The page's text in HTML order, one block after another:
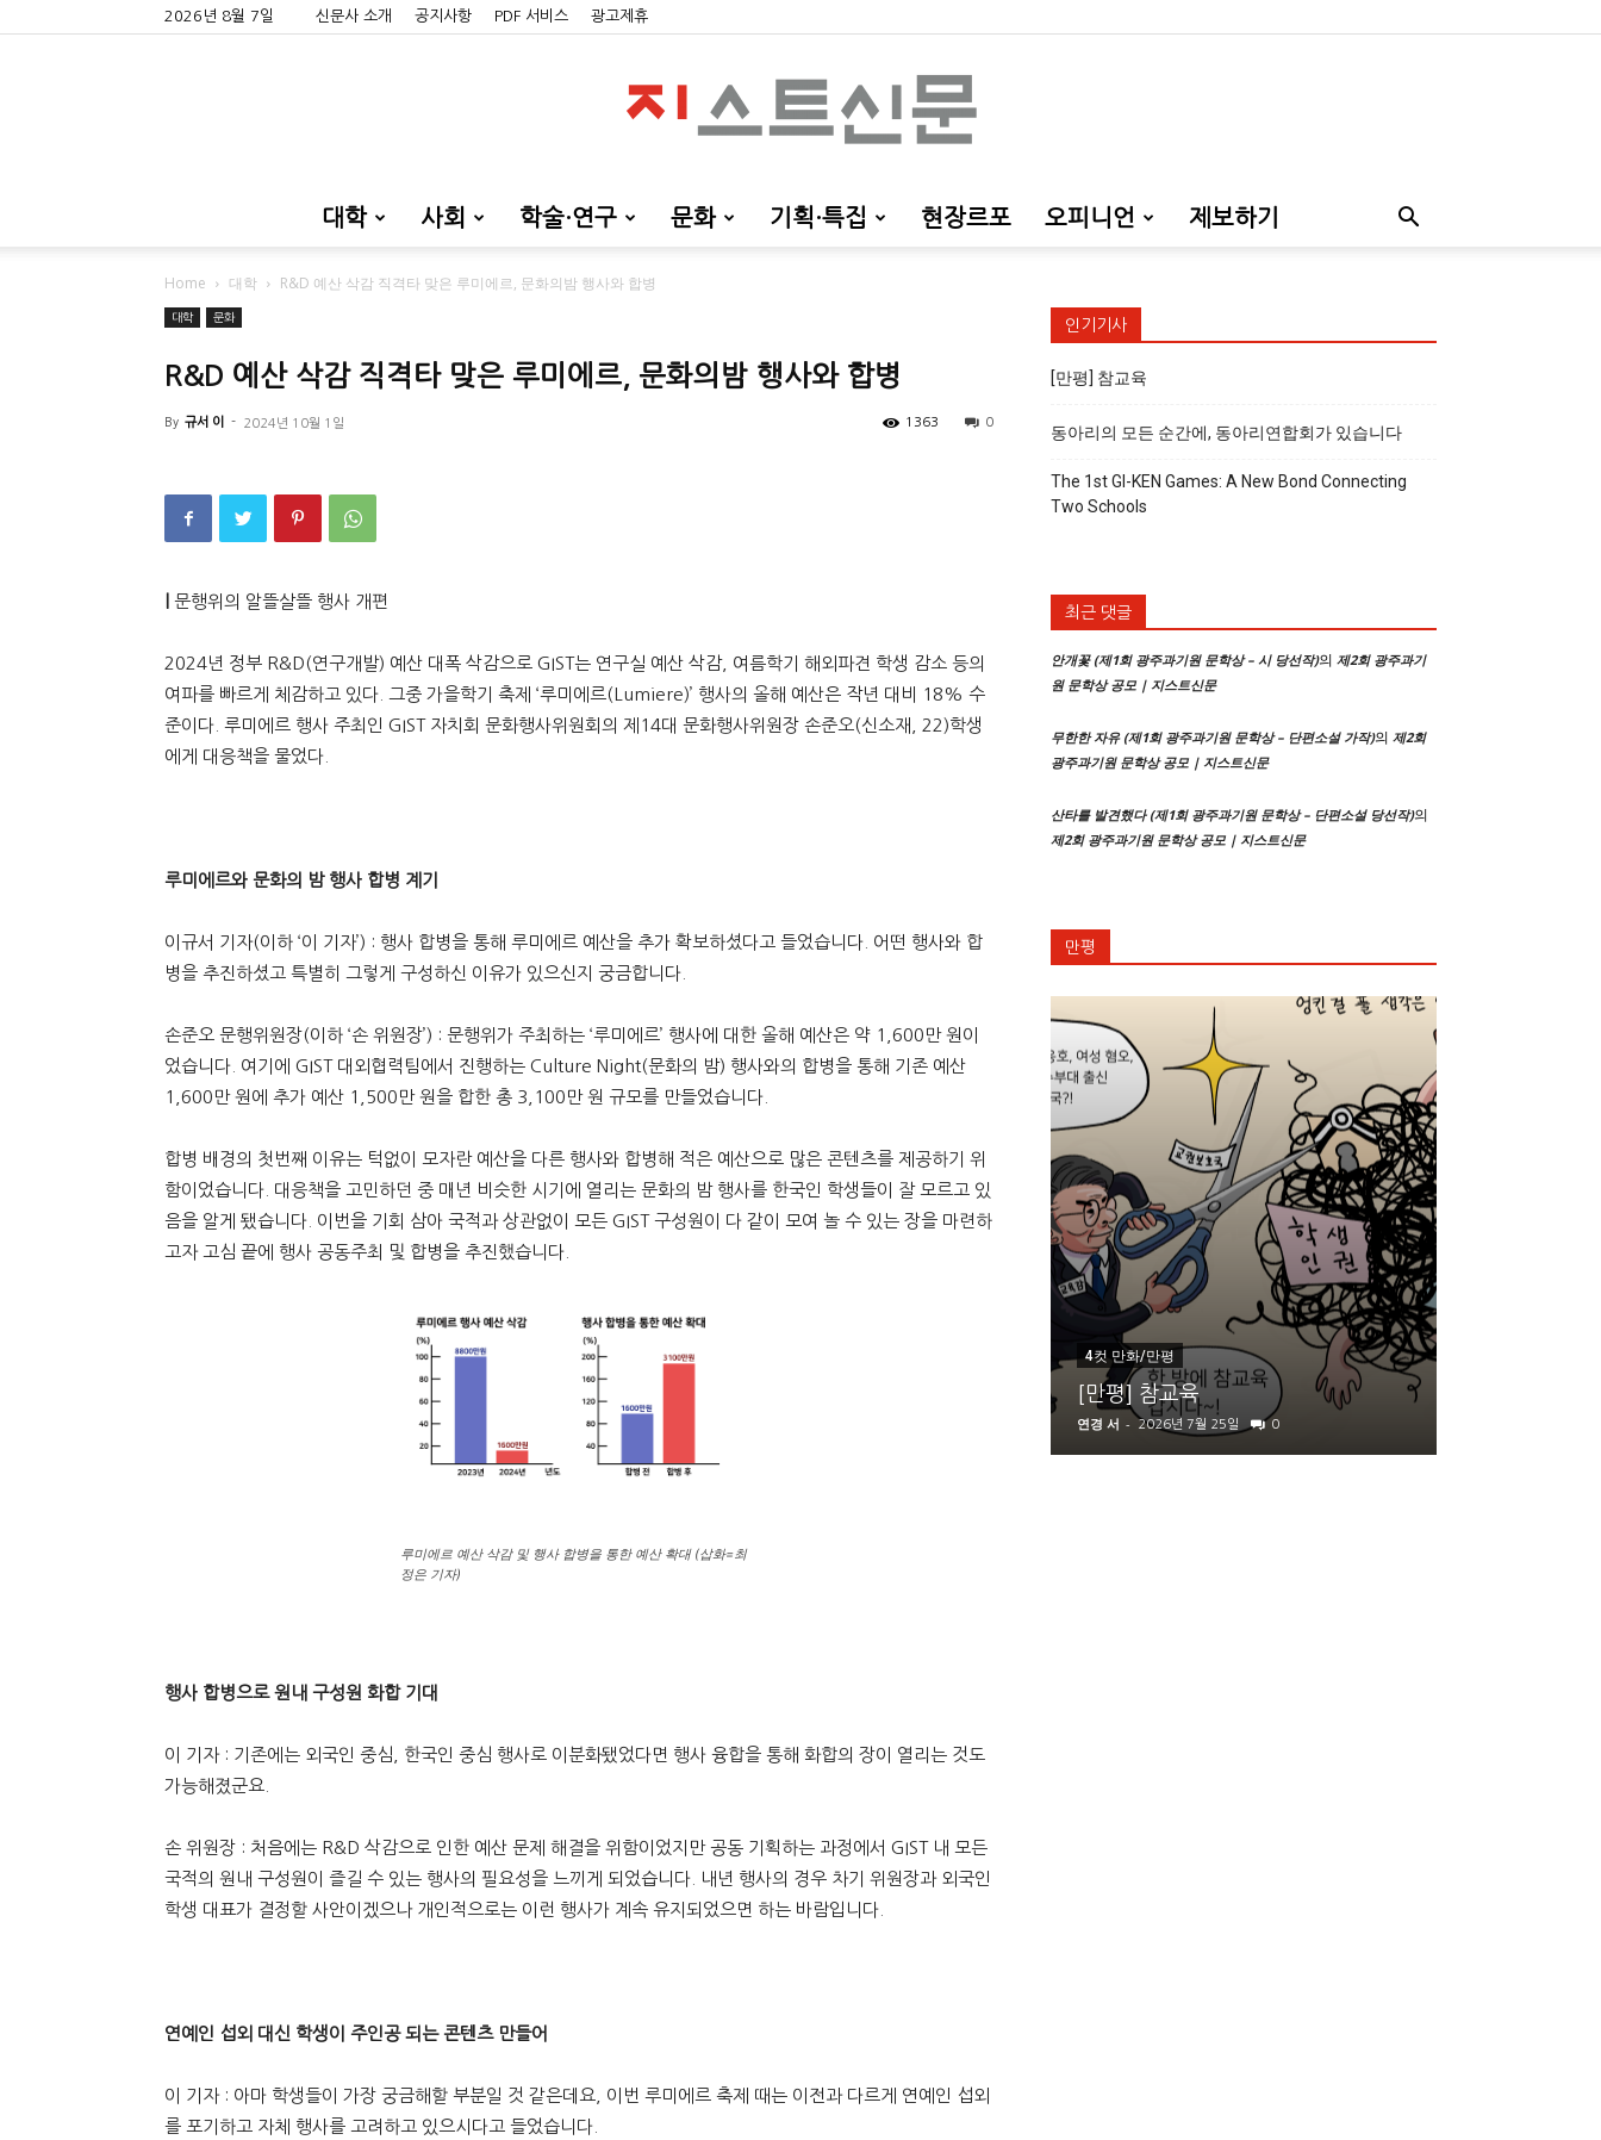
2026년 8월 7일 신문사 소개 공지사항 PDF 서비스 광고제휴
지
스
신
대학 사회 학술·연구 문화 기획·특집 현장르포 오피니언 제보하기
Home 대학 R&D 예산 삭감 직격타 맞은 루미에르, 문화의밤 행사와 합병
대학 문화
R&D 예산 삭감 직격타 맞은 루미에르, 문화의밤 행사와 합병
By 규서 이 - 2024년 10월 1일 0
1363
문행위의 알뜰살뜰 행사 개편
2024년 정부 R&D(연구개발) 예산 대폭 삭감으로 GIST는 연구실 예산 삭감, 여름학기 해외파견 학생 감소 등의
여파를 빠르게 체감하고 있다. 그중 가을학기 축제 ‘루미에르(Lumiere)’ 행사의 올해 예산은 작년 대비 18% 수
준이다. 루미에르 행사 주최인 GIST 자치회 문화행사위원회의 제14대 문화행사위원장 손준오(신소재, 22)학생
에게 대응책을 물었다.
루미에르와 문화의 밤 행사 합병 계기
이규서 기자(이하 ‘이 기자’) : 행사 합병을 통해 루미에르 예산을 추가 확보하셨다고 들었습니다. 어떤 행사와 합
병을 추진하셨고 특별히 그렇게 구성하신 이유가 있으신지 궁금합니다.
손준오 문행위원장(이하 ‘손 위원장’) : 문행위가 주최하는 ‘루미에르’ 행사에 대한 올해 예산은 약 1,600만 원이
었습니다. 여기에 GIST 대외협력팀에서 진행하는 Culture Night(문화의 밤) 행사와의 합병을 통해 기존 예산
1,600만 원에 추가 예산 1,500만 원을 합한 총 3,100만 원 규모를 만들었습니다.
합병 배경의 첫번째 이유는 턱없이 모자란 예산을 다른 행사와 합병해 적은 예산으로 많은 콘텐츠를 제공하기 위
함이었습니다. 대응책을 고민하던 중 매년 비슷한 시기에 열리는 문화의 밤 행사를 한국인 학생들이 잘 모르고 있
음을 알게 됐습니다. 이번을 기회 삼아 국적과 상관없이 모든 GIST 구성원이 다 같이 모여 놀 수 있는 장을 마련하
고자 고심 끝에 행사 공동주최 및 합병을 추진했습니다.
루미에르 예산 삭감 및 행사 합병을 통한 예산 확대 (삽화=최
정은 기자)
행사 합병으로 원내 구성원 화합 기대
이 기자 : 기존에는 외국인 중심, 한국인 중심 행사로 이분화됐었다면 행사 융합을 통해 화합의 장이 열리는 것도
가능해졌군요.
손 위원장 : 처음에는 R&D 삭감으로 인한 예산 문제 해결을 위함이었지만 공동 기획하는 과정에서 GIST 내 모든
국적의 원내 구성원이 즐길 수 있는 행사의 필요성을 느끼게 되었습니다. 내년 행사의 경우 차기 위원장과 외국인
학생 대표가 결정할 사안이겠으나 개인적으로는 이런 행사가 계속 유지되었으면 하는 바람입니다.
연예인 섭외 대신 학생이 주인공 되는 콘텐츠 만들어
이 기자 : 아마 학생들이 가장 궁금해할 부분일 것 같은데요, 이번 루미에르 축제 때는 이전과 다르게 연예인 섭외
를 포기하고 자체 행사를 고려하고 있으시다고 들었습니다.
인기기사
[만평] 참교육
동아리의 모든 순간에, 동아리연합회가 있습니다
The 1st GI-KEN Games: A New Bond Connecting
Two Schools
최근 댓글
안개꽃 (제1회 광주과기원 문학상 – 시 당선작)의 제2회 광주과기
원 문학상 공모 | 지스트신문
무한한 자유 (제1회 광주과기원 문학상 – 단편소설 가작)의 제2회
광주과기원 문학상 공모 | 지스트신문
산타를 발견했다 (제1회 광주과기원 문학상 – 단편소설 당선작)의
제2회 광주과기원 문학상 공모 | 지스트신문
만평
4컷 만화/만평
[만평] 참교육
연경 서 - 2026년 7월 25일 0